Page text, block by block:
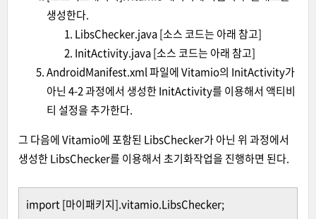
생성한다.
LibsChecker.java [소스 코드는 아래 참고]
InitActivity.java [소스 코드는 아래 참고]
AndroidManifest.xml 파일에 Vitamio의 InitActivity가
아닌 4-2 과정에서 생성한 InitActivity를 이용해서 액티비
티 설정을 추가한다.
그 다음에 Vitamio에 포함된 LibsChecker가 아닌 위 과정에서
생성한 LibsChecker를 이용해서 초기화작업을 진행하면 된다.
import [마이패키지].vitamio.LibsChecker;